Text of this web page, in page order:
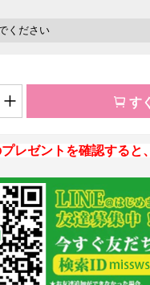
+ す
レゼントを確認すると